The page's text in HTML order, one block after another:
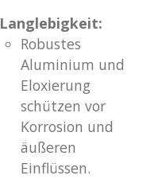
Langlebigkeit:
Robustes
Aluminium und
Eloxierung
schützen vor
Korrosion und
äußeren
Einflüssen.